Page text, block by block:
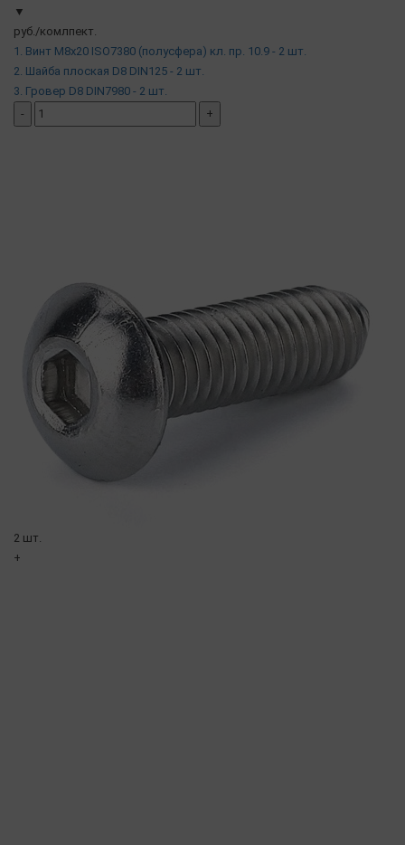
▼
руб./комлпект.
1. Винт М8х20 ISO7380 (полусфера) кл. пр. 10.9 - 2 шт.
2. Шайба плоская D8 DIN125 - 2 шт.
3. Гровер D8 DIN7980 - 2 шт.
-
+
2 шт.
+